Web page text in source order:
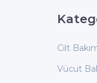
Cilt
Vücut